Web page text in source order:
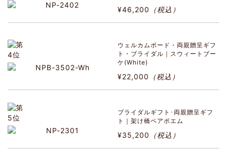
¥46,200 （税込）
ウェルカムボード・両親贈呈ギフ
ト・ブライダル｜スウィートブー
ケ(White)
¥22,000 （税込）
ブライダルギフト･両親贈呈ギフ
ト｜架け橋ペアポエム
¥35,200 （税込）